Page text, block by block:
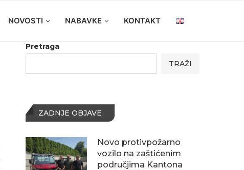
NOVOSTI NABAVKE KONTAKT
Pretraga
TRAŽI
ZADNJE OBJAVE
Novo protivpožarno
vozilo na zaštićenim
područjima Kantona